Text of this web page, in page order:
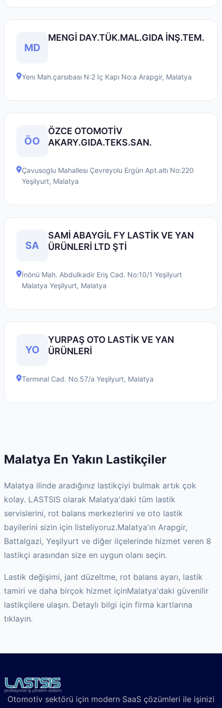
MD
MENGİ DAY.TÜK.MAL.GIDA İNŞ.TEM.
Yenı Mah.çarsıbası N:2 Iç Kapı No:a Arapgir, Malatya
ÖO
ÖZCE OTOMOTİV
AKARY.GIDA.TEKS.SAN.
Çavusoglu Mahallesı Çevreyolu Ergün Apt.altı No:220
Yeşilyurt, Malatya
SA
SAMİ ABAYGİL FY LASTİK VE YAN
ÜRÜNLERİ LTD ŞTİ
İnönü Mah. Abdulkadir Eriş Cad. No:10/1 Yeşilyurt
Malatya Yeşilyurt, Malatya
YO
YURPAŞ OTO LASTİK VE YAN
ÜRÜNLERİ
Termınal Cad. No.57/a Yeşilyurt, Malatya
Malatya En Yakın Lastikçiler
Malatya ilinde aradığınız lastikçiyi bulmak artık çok
kolay. LASTSIS olarak Malatya'daki tüm lastik
servislerini, rot balans merkezlerini ve oto lastik
bayilerini sizin için listeliyoruz.Malatya'ın Arapgir,
Battalgazi, Yeşilyurt ve diğer ilçelerinde hizmet veren 8
lastikçi arasından size en uygun olanı seçin.
Lastik değişimi, jant düzeltme, rot balans ayarı, lastik
tamiri ve daha birçok hizmet içinMalatya'daki güvenilir
lastikçilere ulaşın. Detaylı bilgi için firma kartlarına
tıklayın.
Otomotiv sektörü için modern SaaS çözümleri ile işinizi